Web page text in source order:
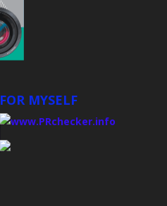
FOR MYSELF